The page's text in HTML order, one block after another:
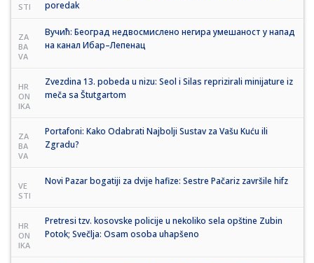
STI
poredak
ZA
BA
VA
Вучић: Београд недвосмислено негира умешаност у напад
на канал Ибар–Лепенац
HR
ON
IKA
Zvezdina 13. pobeda u nizu: Seol i Silas reprizirali minijature iz
meča sa Štutgartom
ZA
BA
VA
Portafoni: Kako Odabrati Najbolji Sustav za Vašu Kuću ili
Zgradu?
VE
STI
Novi Pazar bogatiji za dvije hafize: Sestre Pačariz završile hifz
HR
ON
IKA
Pretresi tzv. kosovske policije u nekoliko sela opštine Zubin
Potok; Svečlja: Osam osoba uhapšeno